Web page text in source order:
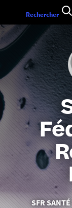
Vous
SFR SANTÉ
Rechercher